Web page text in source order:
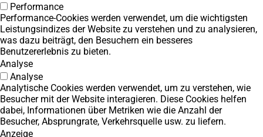
Performance
Performance-Cookies werden verwendet, um die wichtigsten
Leistungsindizes der Website zu verstehen und zu analysieren,
was dazu beiträgt, den Besuchern ein besseres
Benutzererlebnis zu bieten.
Analyse
Analyse
Analytische Cookies werden verwendet, um zu verstehen, wie
Besucher mit der Website interagieren. Diese Cookies helfen
dabei, Informationen über Metriken wie die Anzahl der
Besucher, Absprungrate, Verkehrsquelle usw. zu liefern.
Anzeige